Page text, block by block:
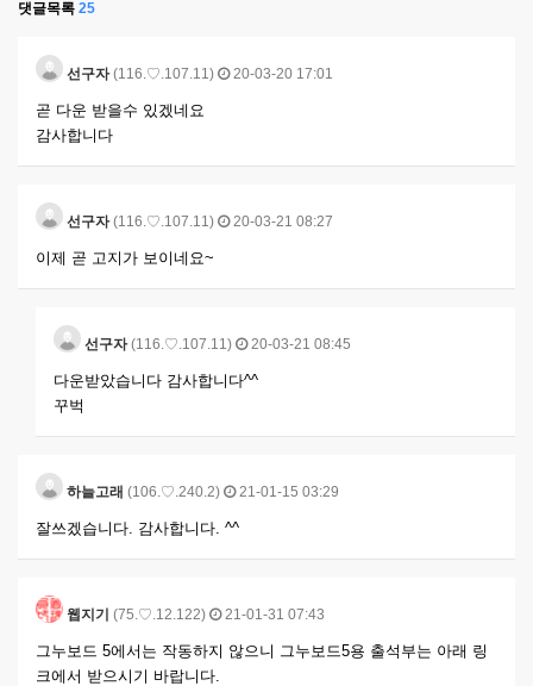
댓글목록 25
선구자 (116.♡.107.11) 20-03-20 17:01
곧 다운 받을수 있겠네요
감사합니다
선구자 (116.♡.107.11) 20-03-21 08:27
이제 곧 고지가 보이네요~
선구자 (116.♡.107.11) 20-03-21 08:45
다운받았습니다 감사합니다^^
꾸벅
하늘고래 (106.♡.240.2) 21-01-15 03:29
잘쓰겠습니다. 감사합니다. ^^
웹지기 (75.♡.12.122) 21-01-31 07:43
그누보드 5에서는 작동하지 않으니 그누보드5용 출석부는 아래 링
크에서 받으시기 바랍니다.